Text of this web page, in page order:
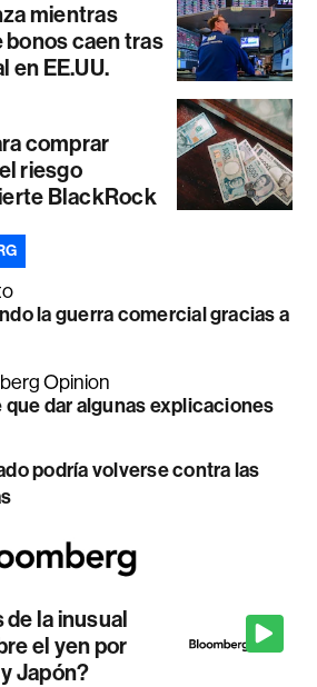
mientras
caen tras
en EE.UU.
comprar
riesgo
BlackRock
la guerra comercial gracias a
Opinion
que dar algunas explicaciones
podría volverse contra las
la inusual
el yen por
Japón?